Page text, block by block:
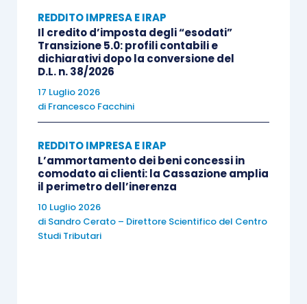
rilevanza deve essere attribuita alla data di
stipuladel contratto, tanto ai fini civilistici (il
paragrafo 6 deldocumento Oic 23 sul punto
osserva che le rilevazioni vanno effettuate
“indipendentemente dalla data in cui si è
perfezionato il contratto
nellarisoluzione 342/E/2000
di tempo che intercorre tra ladata di
sottoscrizione dell’accordoe l’inizio dei lavori è
contabilmente e fiscalmente
REDDITO IMPRESA E IRAP
Il credito d’imposta degli “esodati”
Transizione 5.0: profili contabili e
dichiarativi dopo la conversione del
D.L. n. 38/2026
17 Luglio 2026
di Francesco Facchini
REDDITO IMPRESA E IRAP
L’ammortamento dei beni concessi in
comodato ai clienti: la Cassazione amplia
il perimetro dell’inerenza
10 Luglio 2026
di Sandro Cerato – Direttore Scientifico del Centro
Studi Tributari